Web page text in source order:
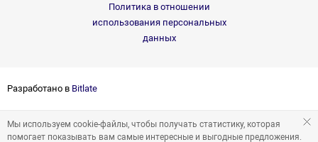
Политика в отношении
использования персональных
данных
Разработано в Bitlate
Мы используем cookie-файлы, чтобы получать статистику, которая
помогает показывать вам самые интересные и выгодные предложения.